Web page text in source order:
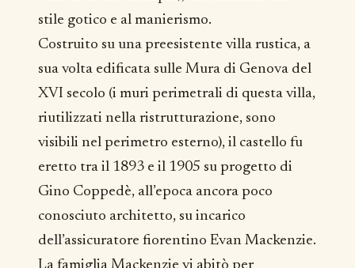
stile gotico e al manierismo.
Costruito su una preesistente villa rustica, a
sua volta edificata sulle Mura di Genova del
XVI secolo (i muri perimetrali di questa villa,
riutilizzati nella ristrutturazione, sono
visibili nel perimetro esterno), il castello fu
eretto tra il 1893 e il 1905 su progetto di
Gino Coppedè, all’epoca ancora poco
conosciuto architetto, su incarico
dell’assicuratore fiorentino Evan Mackenzie.